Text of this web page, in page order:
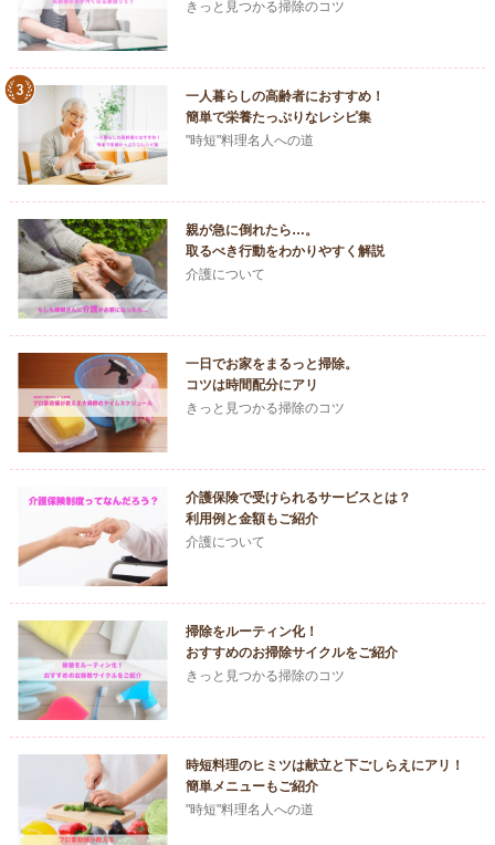
きっと見つかる掃除のコツ
一人暮らしの高齢者におすすめ！
簡単で栄養たっぷりなレシピ集
"時短"料理名人への道
親が急に倒れたら…。
取るべき行動をわかりやすく解説
介護について
一日でお家をまるっと掃除。
コツは時間配分にアリ
きっと見つかる掃除のコツ
介護保険で受けられるサービスとは？
利用例と金額もご紹介
介護について
掃除をルーティン化！
おすすめのお掃除サイクルをご紹介
きっと見つかる掃除のコツ
時短料理のヒミツは献立と下ごしらえにアリ！
簡単メニューもご紹介
"時短"料理名人への道